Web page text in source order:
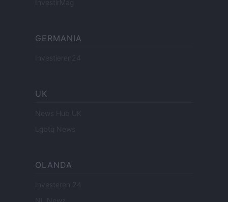
InvestirMag
GERMANIA
Investieren24
UK
News Hub UK
Lgbtq News
OLANDA
Investeren 24